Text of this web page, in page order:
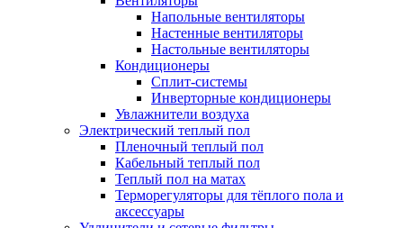
Напольные вентиляторы
Настенные вентиляторы
Настольные вентиляторы
Кондиционеры
Сплит-системы
Инверторные кондиционеры
Увлажнители воздуха
Электрический теплый пол
Пленочный теплый пол
Кабельный теплый пол
Теплый пол на матах
Терморегуляторы для тёплого пола и
аксессуары